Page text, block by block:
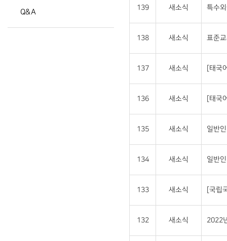
Q&A
139 새소식 특수
138 새소식 표준
137 새소식 [태국
136 새소식 [태국
135 새소식 일반
134 새소식 일반
133 새소식 [국립
132 새소식 2022